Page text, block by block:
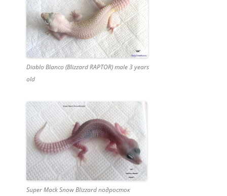
Diablo Blanco (Blizzard RAPTOR) male 3 years
old
Super Mack Snow Blizzard подросток